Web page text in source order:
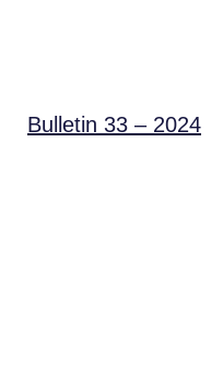
Bulletin 33 – 2024